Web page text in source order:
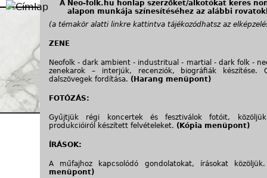
Jump to navigation
A Neo-folk.hu honlap szerzőket/alkotókat keres
alapon munkája színesítéséhez az alábbi
(a témakör alatti linkre kattintva tájékozódhatsz az
ZENE
Neofolk - dark ambient - industritual - martial - dark folk -
zenekarok – interjúk, recenziók, biográfiák készítése.
dalszövegek fordítása. (Harang menüpont)
FOTÓZÁS:
Gyűjtjük régi koncertek és fesztiválok fotóit,
produkcióiról készített felvételeket. (Kópia menüpont)
ÍRÁSOK:
A műfajhoz kapcsolódó gondolatokat, írásokat közöljük.
menüpont)